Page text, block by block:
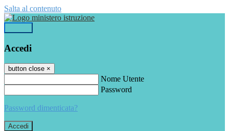
Salta al contenuto
Accedi
button close ×
Nome Utente
Password
Password dimenticata?